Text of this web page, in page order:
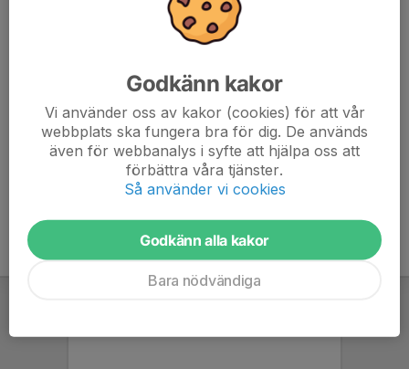
Macron långärmad
Macron regnjacka
Godkänn kakor
Vi använder oss av kakor (cookies) för att vår
webbplats ska fungera bra för dig. De används
även för webbanalys i syfte att hjälpa oss att
förbättra våra tjänster.
Så använder vi cookies
Godkänn alla kakor
Bara nödvändiga